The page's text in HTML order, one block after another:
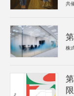
共
株